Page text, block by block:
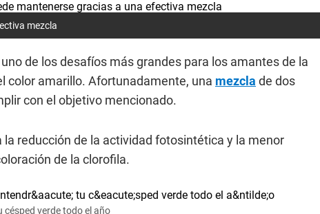
mezcla
de los desafíos más grandes para los amantes de la
color amarillo. Afortunadamente, una mezcla de dos
con el objetivo mencionado.
reducción de la actividad fotosintética y la menor
de la clorofila.
verde todo el año